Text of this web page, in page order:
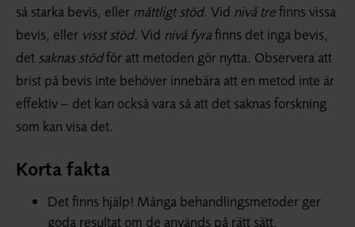
så starka bevis, eller måttligt stöd. Vid nivå trefinns vissa
bevis, eller visst stöd. Vid nivå fyrafinns det inga bevis,
det saknas stödför att metoden gör nytta. Observera att
brist på bevis inte behöver innebära att en metod inte är
effektiv – det kan också vara så att det saknas forskning
som kan visa det.
Korta fakta
Det finns hjälp! Många behandlingsmetoder ger
goda resultat om de används på rätt sätt.